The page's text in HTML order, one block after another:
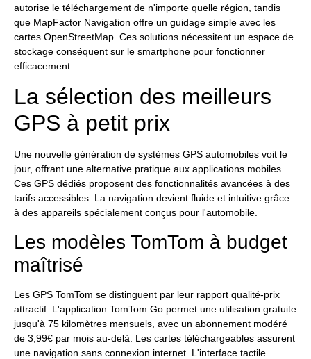
autorise le téléchargement de n'importe quelle région, tandis
que MapFactor Navigation offre un guidage simple avec les
cartes OpenStreetMap. Ces solutions nécessitent un espace de
stockage conséquent sur le smartphone pour fonctionner
efficacement.
La sélection des meilleurs
GPS à petit prix
Une nouvelle génération de systèmes GPS automobiles voit le
jour, offrant une alternative pratique aux applications mobiles.
Ces GPS dédiés proposent des fonctionnalités avancées à des
tarifs accessibles. La navigation devient fluide et intuitive grâce
à des appareils spécialement conçus pour l'automobile.
Les modèles TomTom à budget
maîtrisé
Les GPS TomTom se distinguent par leur rapport qualité-prix
attractif. L'application TomTom Go permet une utilisation gratuite
jusqu'à 75 kilomètres mensuels, avec un abonnement modéré
de 3,99€ par mois au-delà. Les cartes téléchargeables assurent
une navigation sans connexion internet. L'interface tactile